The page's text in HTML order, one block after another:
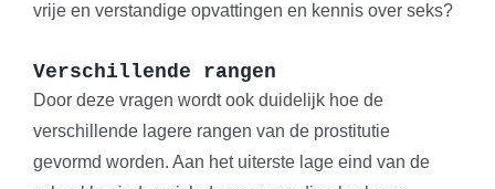
vrije en verstandige opvattingen en kennis over seks?
Verschillende rangen
Door deze vragen wordt ook duidelijk hoe de
verschillende lagere rangen van de prostitutie
gevormd worden. Aan het uiterste lage eind van de